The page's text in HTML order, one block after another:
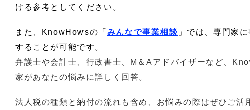
ける参考としてください。
また、KnowHowsの「 みんなで事業相談 」では、専門家
することが可能です。
弁護士や会計士、行政書士、M＆Aアドバイザーなど、
家があなたの悩みに詳しく回答。
法人税の種類と納付の流れも含め、お悩みの際はぜひご活